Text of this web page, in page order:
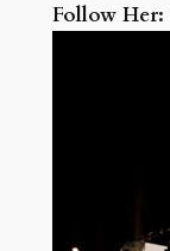
Follow Her: